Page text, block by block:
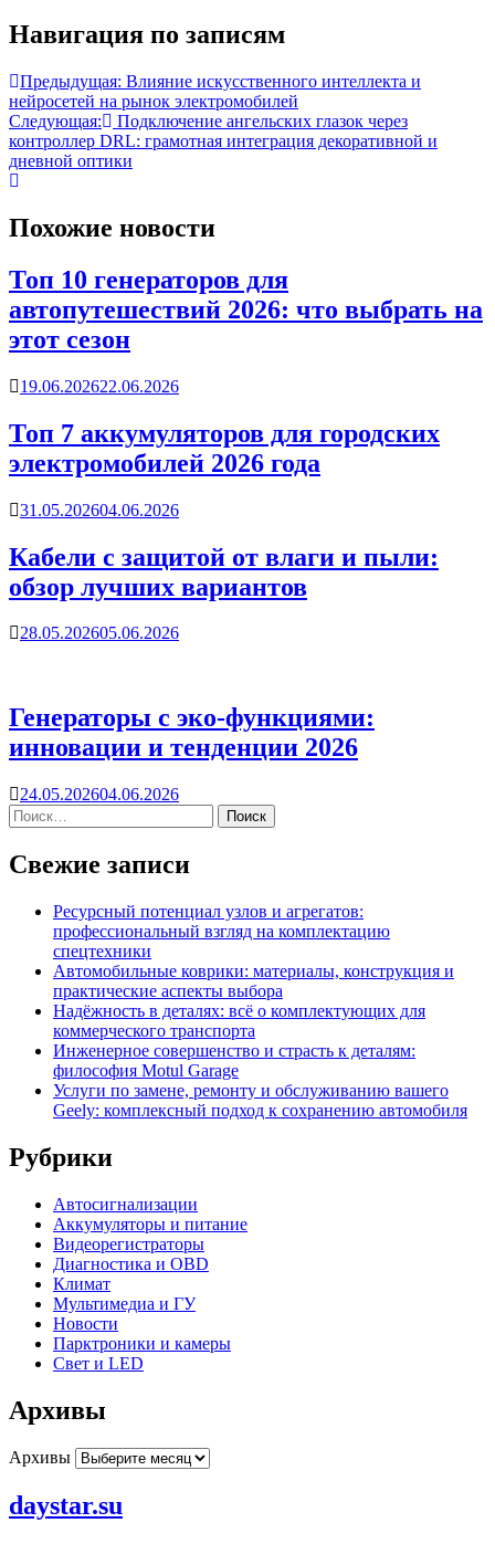
Навигация по записям
Предыдущая: Влияние искусственного интеллекта и
нейросетей на рынок электромобилей
Следующая:
Подключение ангельских глазок через
контроллер DRL: грамотная интеграция декоративной и
дневной оптики
Похожие новости
Топ 10 генераторов для
автопутешествий 2026: что выбрать на
этот сезон
19.06.202622.06.2026
Топ 7 аккумуляторов для городских
электромобилей 2026 года
31.05.202604.06.2026
Кабели с защитой от влаги и пыли:
обзор лучших вариантов
28.05.202605.06.2026
Генераторы с эко-функциями:
инновации и тенденции 2026
24.05.202604.06.2026
Свежие записи
Ресурсный потенциал узлов и агрегатов:
профессиональный взгляд на комплектацию
спецтехники
Автомобильные коврики: материалы, конструкция и
практические аспекты выбора
Надёжность в деталях: всё о комплектующих для
коммерческого транспорта
Инженерное совершенство и страсть к деталям:
философия Motul Garage
Услуги по замене, ремонту и обслуживанию вашего
Geely: комплексный подход к сохранению автомобиля
Рубрики
Автосигнализации
Аккумуляторы и питание
Видеорегистраторы
Диагностика и OBD
Климат
Мультимедиа и ГУ
Новости
Парктроники и камеры
Свет и LED
Архивы
Архивы
daystar.su